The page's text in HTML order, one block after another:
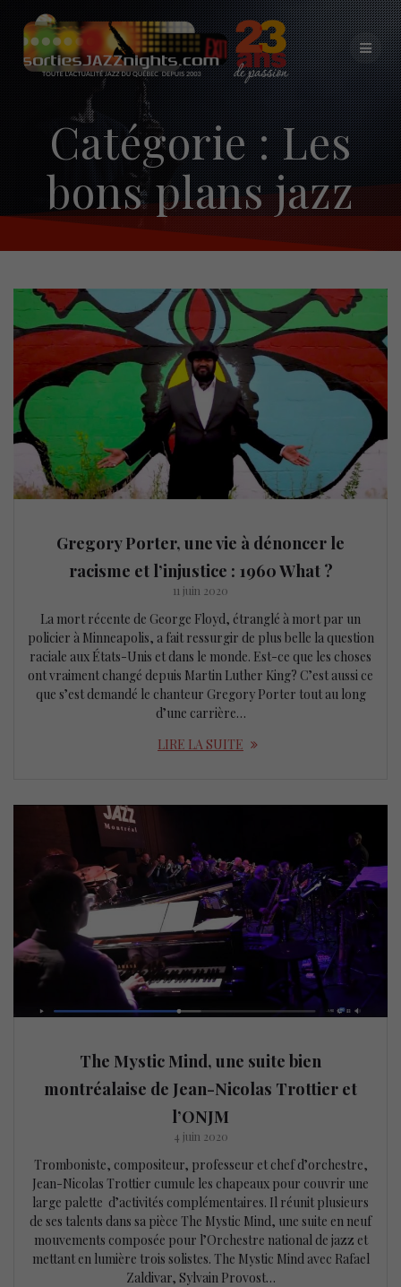
Skip
to
content
Catégorie :Les
bons plans jazz
Gregory Porter, une vie à dénoncer le
racisme et l’injustice : 1960 What ?
11 juin 2020
La mort récente de George Floyd, étranglé à mort par un
policier à Minneapolis, a fait ressurgir de plus belle la question
raciale aux États-Unis et dans le monde. Est-ce que les choses
ont vraiment changé depuis Martin Luther King? C’est aussi ce
que s’est demandé le chanteur Gregory Porter tout au long
d’une carrière…
LIRE LA SUITE
The Mystic Mind, une suite bien
montréalaise de Jean-Nicolas Trottier et
l’ONJM
4 juin 2020
Tromboniste, compositeur, professeur et chef d’orchestre,
Jean-Nicolas Trottier cumule les chapeaux pour couvrir une
large palette d’activités complémentaires. Il réunit plusieurs
de ses talents dans sa pièce The Mystic Mind, une suite en neuf
mouvements composée pour l’Orchestre national de jazz et
mettant en lumière trois solistes. The Mystic Mind avec Rafael
Zaldivar, Sylvain Provost…